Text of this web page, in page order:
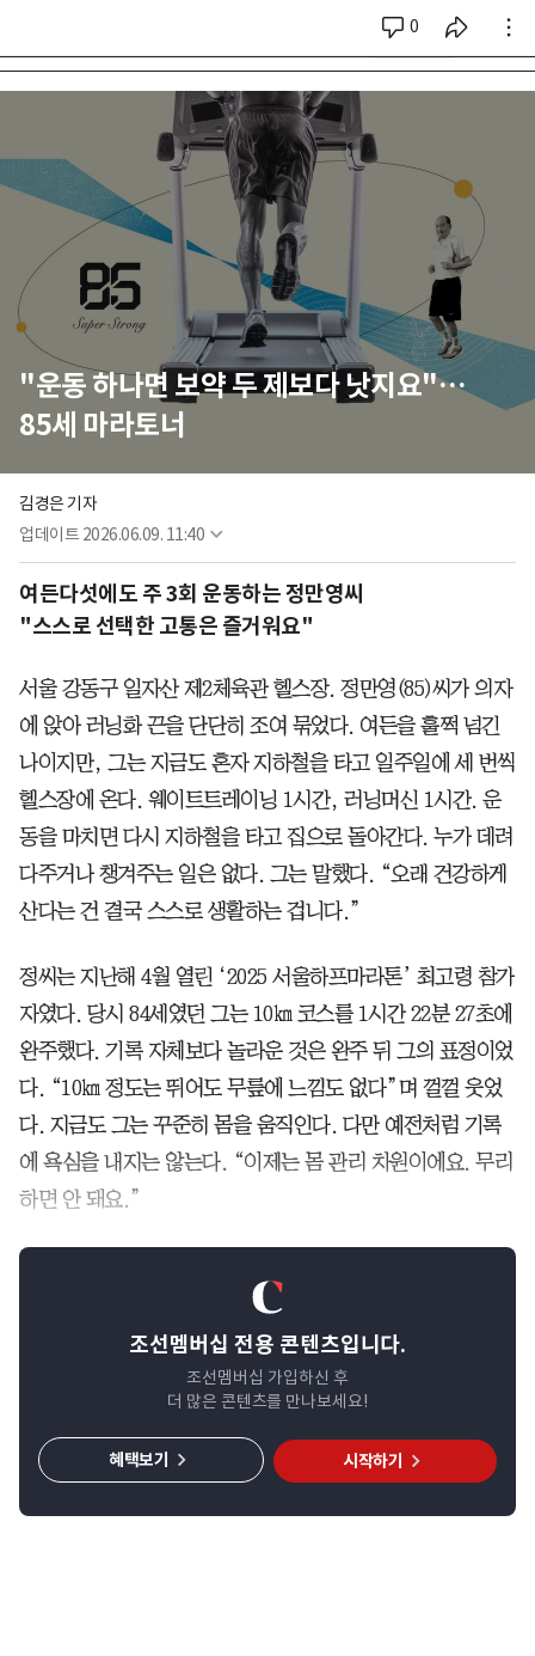
0
시리즈 전체
"운동 하나면 보약 두 제보다 낫지요"…
85세 마라토너
김경은 기자
업데이트 2026.06.09. 11:40
여든다섯에도 주 3회 운동하는 정만영씨
"스스로 선택한 고통은 즐거워요"
서울 강동구 일자산 제2체육관 헬스장. 정만영(85)씨가 의자
에 앉아 러닝화 끈을 단단히 조여 묶었다. 여든을 훌쩍 넘긴
나이지만, 그는 지금도 혼자 지하철을 타고 일주일에 세 번씩
헬스장에 온다. 웨이트트레이닝 1시간, 러닝머신 1시간. 운
동을 마치면 다시 지하철을 타고 집으로 돌아간다. 누가 데려
다주거나 챙겨주는 일은 없다. 그는 말했다. “오래 건강하게
산다는 건 결국 스스로 생활하는 겁니다.”
정씨는 지난해 4월 열린 ‘2025 서울하프마라톤’ 최고령 참가
자였다. 당시 84세였던 그는 10㎞ 코스를 1시간 22분 27초에
완주했다. 기록 자체보다 놀라운 것은 완주 뒤 그의 표정이었
다. “10㎞ 정도는 뛰어도 무릎에 느낌도 없다”며 껄껄 웃었
다. 지금도 그는 꾸준히 몸을 움직인다. 다만 예전처럼 기록
에 욕심을 내지는 않는다. “이제는 몸 관리 차원이에요. 무리
하면 안 돼요.”
조선멤버십 전용 콘텐츠입니다.
조선멤버십 가입하신 후
더 많은 콘텐츠를 만나보세요!
시작하기
혜택보기